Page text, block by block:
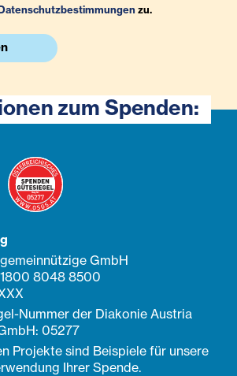
zu.
zum Spenden:
GmbH
1800 8048 8500
Nummer der Diakonie Austria
05277
Projekte sind Beispiele für unsere
Ihrer Spende.